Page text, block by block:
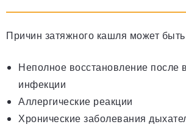
Причин затяжного кашля может быть
Неполное восстановление после
инфекции
Аллергические реакции
Хронические заболевания